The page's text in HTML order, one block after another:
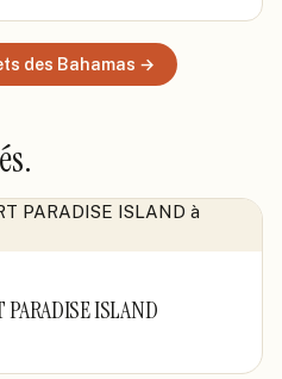
des Bahamas →
PARADISE ISLAND